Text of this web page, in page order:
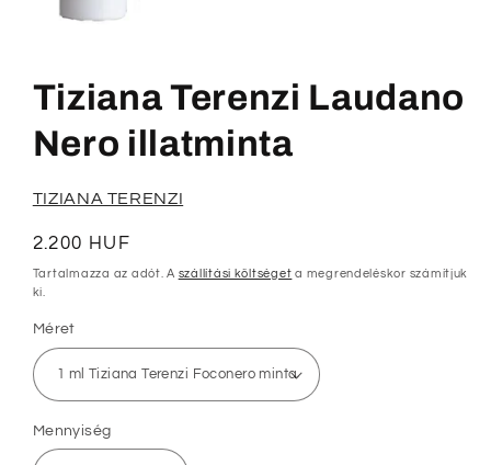
megnyitása
modális
párbeszédpanelen
Tiziana Terenzi Laudano
Nero illatminta
TIZIANA TERENZI
Normál
ár
2.200 HUF
Tartalmazza az adót. A szállítási költséget a megrendeléskor számítjuk
ki.
Méret
Mennyiség